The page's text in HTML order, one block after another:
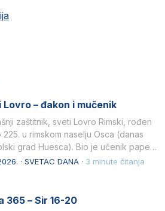
– đakon i mučenik
zaštitnik, sveti Lovro Rimski, rođen
225. u rimskom naselju Osca (danas
grad Huesca). Bio je učenik pape…
· SVETAC DANA · 3 minute čitanja
Biblija 365 – Sir 16-20